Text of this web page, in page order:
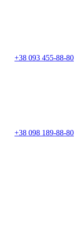
+38 093 455-88-80
+38 098 189-88-80